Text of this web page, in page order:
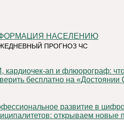
НАСЕЛЕНИЮ
ПРОГНОЗ ЧС
бесплатно на «Достоянии
открываем новые